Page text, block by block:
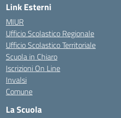
Link Esterni
MIUR
Ufficio Scolastico Regionale
Ufficio Scolastico Territoriale
Scuola in Chiaro
Iscrizioni On Line
Invalsi
Comune
La Scuola